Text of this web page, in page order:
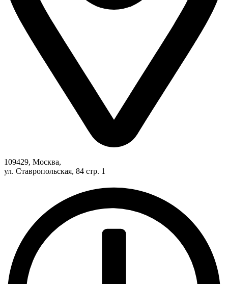
109429, Москва,
ул. Ставропольская, 84 стр. 1